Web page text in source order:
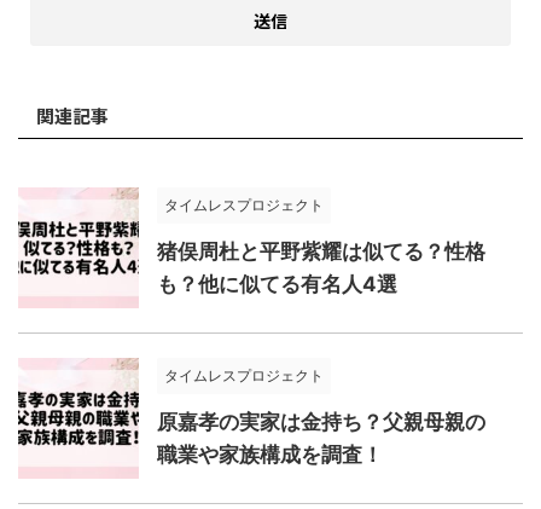
関連記事
タイムレスプロジェクト
猪俣周杜と平野紫耀は似てる？性格
も？他に似てる有名人4選
タイムレスプロジェクト
原嘉孝の実家は金持ち？父親母親の
職業や家族構成を調査！